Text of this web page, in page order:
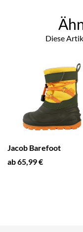
Diese
Jacob Barefoot
ab 65,99 €